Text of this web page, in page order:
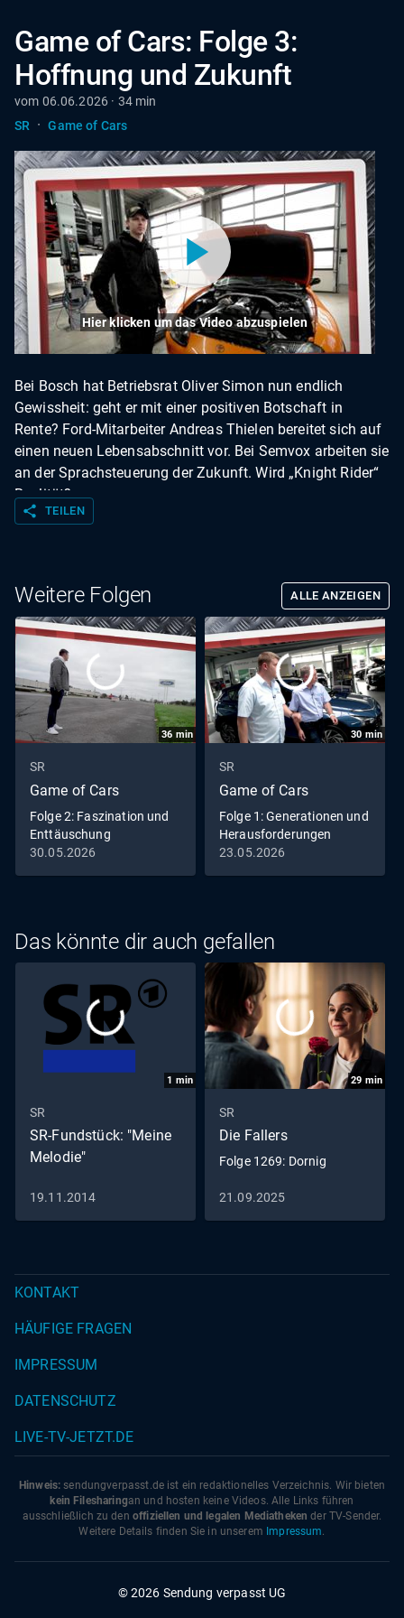
Game of Cars: Folge 3:
Hoffnung und Zukunft
vom 06.06.2026 · 34 min
SR
· Game of Cars
Hier klicken um das Video abzuspielen
Bei Bosch hat Betriebsrat Oliver Simon nun endlich
Gewissheit: geht er mit einer positiven Botschaft in
Rente? Ford-Mitarbeiter Andreas Thielen bereitet sich auf
einen neuen Lebensabschnitt vor. Bei Semvox arbeiten sie
an der Sprachsteuerung der Zukunft. Wird „Knight Rider“
Realität?
share TEILEN
Weitere Folgen ALLE ANZEIGEN
36 min
SR
Game of Cars
Folge 2: Faszination und
Enttäuschung
30.05.2026
30 min
SR
Game of Cars
Folge 1: Generationen und
Herausforderungen
23.05.2026
Das könnte dir auch gefallen
1 min
SR
SR-Fundstück: "Meine
Melodie"
19.11.2014
29 min
SR
Die Fallers
Folge 1269: Dornig
21.09.2025
KONTAKT
HÄUFIGE FRAGEN
IMPRESSUM
DATENSCHUTZ
LIVE-TV-JETZT.DE
Hinweis: sendungverpasst.de ist ein redaktionelles Verzeichnis. Wir bieten
kein Filesharingan und hosten keine Videos. Alle Links führen
ausschließlich zu den offiziellen und legalen Mediatheken der TV-Sender.
Weitere Details finden Sie in unserem Impressum.
© 2026 Sendung verpasst UG